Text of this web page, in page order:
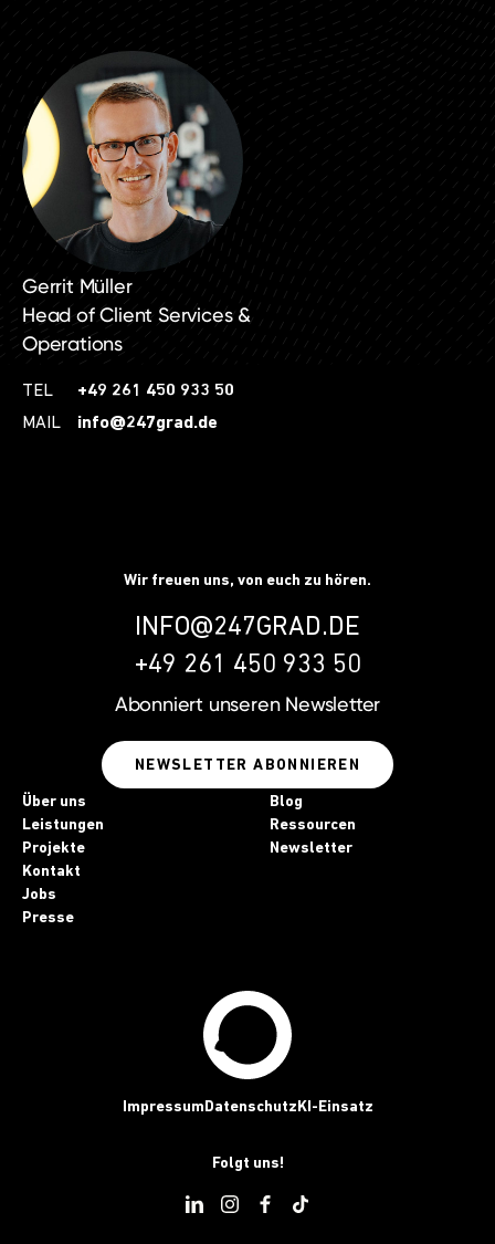
Gerrit Müller
Head of Client Services &
Operations
TEL
+49 261 450 933 50
MAIL
info@247grad.de
Wir freuen uns, von euch zu hören.
INFO@247GRAD.DE
+49 261 450 933 50
Abonniert unseren Newsletter
NEWSLETTER ABONNIEREN
Über uns
Leistungen
Projekte
Kontakt
Jobs
Presse
Blog
Ressourcen
Newsletter
ImpressumDatenschutzKI-Einsatz
Folgt uns!